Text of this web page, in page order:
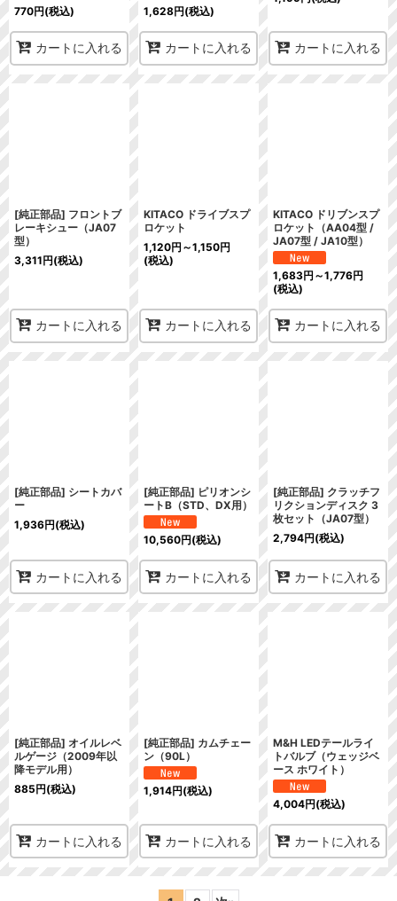
770円(税込)
カートに入れる
1,628円(税込)
カートに入れる カートに入れる
[純正部品] フロントブ
レーキシュー（JA07
型）
3,311円(税込)
カートに入れる
KITACO ドライブスプ
ロケット
1,120円 ～1,150円
(税込)
カートに入れる
KITACO ドリブンスプ
ロケット（AA04型 /
JA07型 / JA10型）
1,683円 ～1,776円
(税込)
カートに入れる
[純正部品] シートカバ
ー
1,936円(税込)
カートに入れる
[純正部品] ピリオンシ
ートB（STD、DX用）
10,560円(税込)
カートに入れる
[純正部品] クラッチフ
リクションディスク 3
枚セット（JA07型）
2,794円(税込)
カートに入れる
[純正部品] オイルレベ
ルゲージ（2009年以
降モデル用）
885円(税込)
カートに入れる
[純正部品] カムチェー
ン（90L）
1,914円(税込)
カートに入れる
M&H LEDテールライ
トバルブ（ウェッジベ
ース ホワイト）
4,004円(税込)
カートに入れる